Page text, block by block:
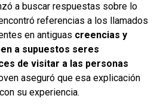
a buscar respuestas sobre lo
referencias a los llamados
en antiguas creencias y
a supuestos seres
de visitar a las personas
aseguró que esa explicación
su experiencia.